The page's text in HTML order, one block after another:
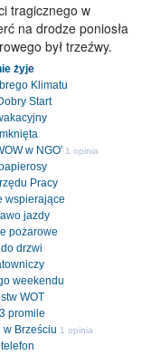
tragicznego w
na drodze poniosła
był trzeźwy.
żyje
Klimatu
Start
w NGO' 1 opinia
Pracy
wspierające
jazdy
pożarowe
drzwi
weekendu
WOT
promile
w Brześciu 1 opinia